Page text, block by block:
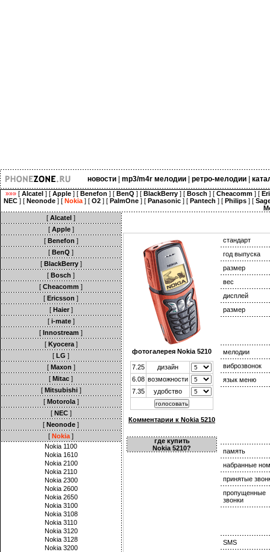
новости| mp3/m4r мелодии| ретро-мелодии|
»»» [ Alcatel ] [ Apple ] [ Benefon ] [ BenQ ] [ BlackBerry ] [ Bosch ] [ Cheacomm ] [
NEC ] [ Neonode ] [ Nokia ] [ O2 ] [ PalmOne ] [ Panasonic ] [ Pantech ] [ Philips ] [
[ Alcatel ]
[ Apple]
[ Benefon ]
[ BenQ ]
[ BlackBerry]
[ Bosch ]
[ Cheacomm ]
[ Ericsson ]
[ Haier]
[ i-mate]
[ Innostream ]
[ Kyocera]
[ LG ]
[ Maxon ]
[ Mitac ]
[ Mitsubishi]
[ Motorola]
[ NEC]
[ Neonode ]
[ Nokia ]
Nokia 1100
Nokia 1610
Nokia 2100
Nokia 2110
Nokia 2300
Nokia 2600
Nokia 2650
Nokia 3100
Nokia 3108
Nokia 3110
Nokia 3120
Nokia 3128
Nokia 3200
фотогалерея Nokia 5210
7.25
дизайн
6.08 возможности
7.35
удобство
Комментарии к Nokia 5210
где купить
Nokia 5210?
стандарт
год выпуска
размер
вес
дисплей
размер
мелодии
виброзвонок
язык меню
память
набранные
принятые
пропущенные
звонки
SMS